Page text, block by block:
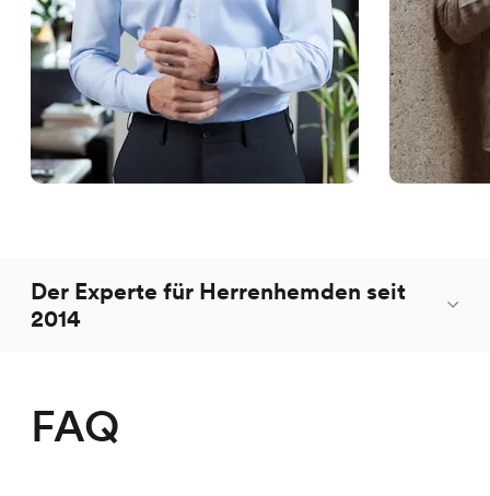
Der Experte für Herrenhemden seit
2014
FAQ